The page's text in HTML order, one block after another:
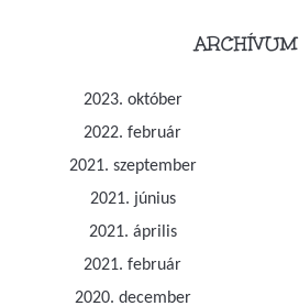
ARCHÍVUM
2023. október
2022. február
2021. szeptember
2021. június
2021. április
2021. február
2020. december